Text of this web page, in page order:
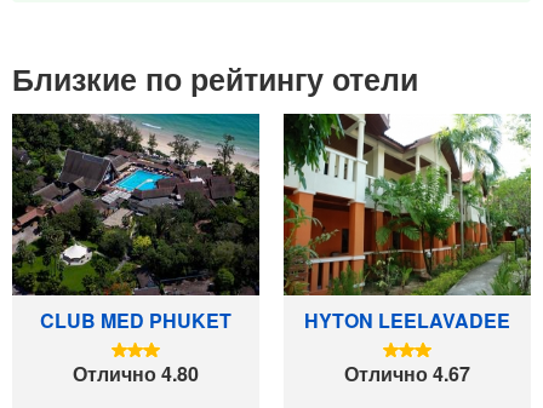
Близкие по рейтингу отели
CLUB MED PHUKET
Отлично 4.80
HYTON LEELAVADEE
Отлично 4.67